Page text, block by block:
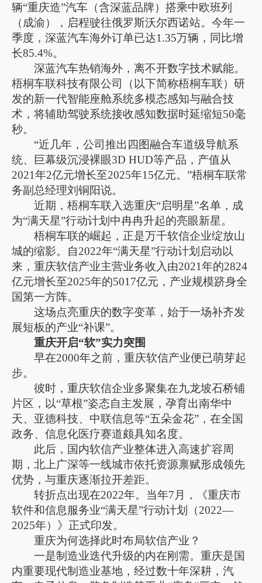
辆“重庆造”汽车（含深蓝品牌）搭乘中欧班列
（成渝），启程驶往俄罗斯沃尔西诺站。今年一
季度，深蓝汽车海外订单已达1.35万辆，同比增
长85.4%。
深蓝汽车热销海外，离不开数字技术赋能。
梧桐车联科技有限公司（以下简称梧桐车联）研
发的新一代智能座舱系统多模态感知与融合技
术，将辅助驾驶系统接收感知数据时延缩短50毫
秒。
“近几年，公司推出四图融合车道级导航系
统、巨幕级沉浸裸眼3D HUD等产品，产值从
2021年2亿元增长至2025年15亿元。”梧桐车联常
务副总经理刘铜阳说。
近期，梧桐车联入选重庆“启明星”名单，成
为“满天星”行动计划中冉冉升起的亮眼新星。
梧桐车联的崛起，正是万千软信企业绽放山
城的缩影。自2022年“满天星”行动计划启动以
来，重庆软信产业主营业务收入由2021年的2824
亿元增长至2025年的5017亿元，产业规模跻身全
国第一方阵。
这场点亮重庆的数字变革，始于一场补齐发
展短板的产业“补课”。
重庆开启“软”实力突围
早在2000年之前，重庆软信产业便已萌芽起
步。
彼时，重庆软信企业多聚集在九龙坡石桥铺
片区，以“草根”姿态自主发展，孕育出南华中
天、亚德科技、中联信息等“五朵金花”，在全国
政务、信息化医疗赛道颇具知名度。
此后，国内软信产业整体进入高速扩容周
期，北上广深等一线城市依托资源禀赋形成领先
优势，与重庆逐渐拉开差距。
转折点出现在2022年。当年7月，《重庆市
软件和信息服务业“满天星”行动计划（2022—
2025年）》正式印发。
重庆为何选择此时布局软信产业？
一是制造业迭代升级的内在刚需。重庆是国
内重要现代制造业基地，经过数十年深耕，汽